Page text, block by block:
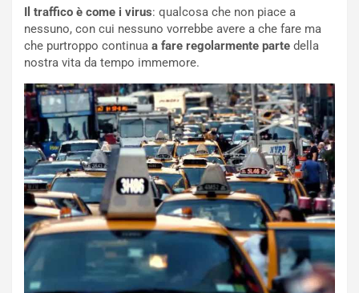
Il traffico è come i virus: qualcosa che non piace a
nessuno, con cui nessuno vorrebbe avere a che fare ma
che purtroppo continua a fare regolarmente parte della
nostra vita da tempo immemore.